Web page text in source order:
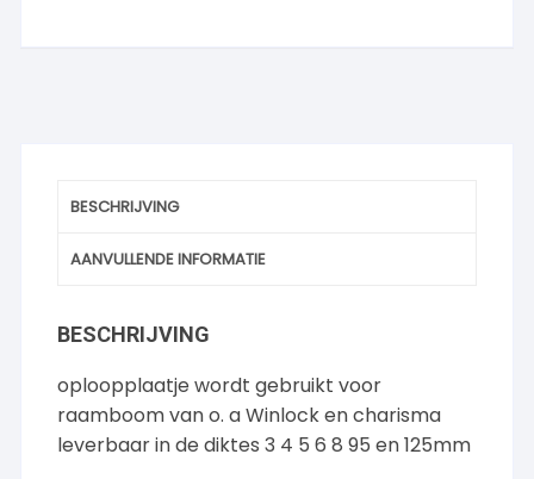
BESCHRIJVING
AANVULLENDE INFORMATIE
BESCHRIJVING
oploopplaatje wordt gebruikt voor
raamboom van o. a Winlock en charisma
leverbaar in de diktes 3 4 5 6 8 95 en 125mm